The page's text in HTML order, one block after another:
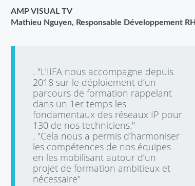
AMP VISUAL TV
Mathieu Nguyen, Responsable Développement RH
. "L’IIFA nous accompagne depuis
2018 sur le déploiement d’un
parcours de formation rappelant
dans un 1er temps les
fondamentaux des réseaux IP pour
130 de nos techniciens."
. "Cela nous a permis d’harmoniser
les compétences de nos équipes
en les mobilisant autour d’un
projet de formation ambitieux et
nécessaire"